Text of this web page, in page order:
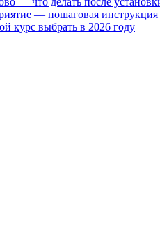
— пошаговая
курс выбрать в 2026 году